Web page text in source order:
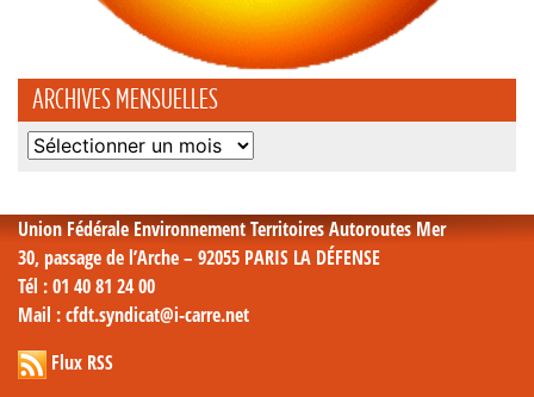
ARCHIVES MENSUELLES
Archives
Union Fédérale Environnement Territoires Autoroutes Mer
30, passage de l’Arche – 92055 PARIS LA DÉFENSE
Tél : 01 40 81 24 00
Mail : cfdt.syndicat@i-carre.net
Flux RSS